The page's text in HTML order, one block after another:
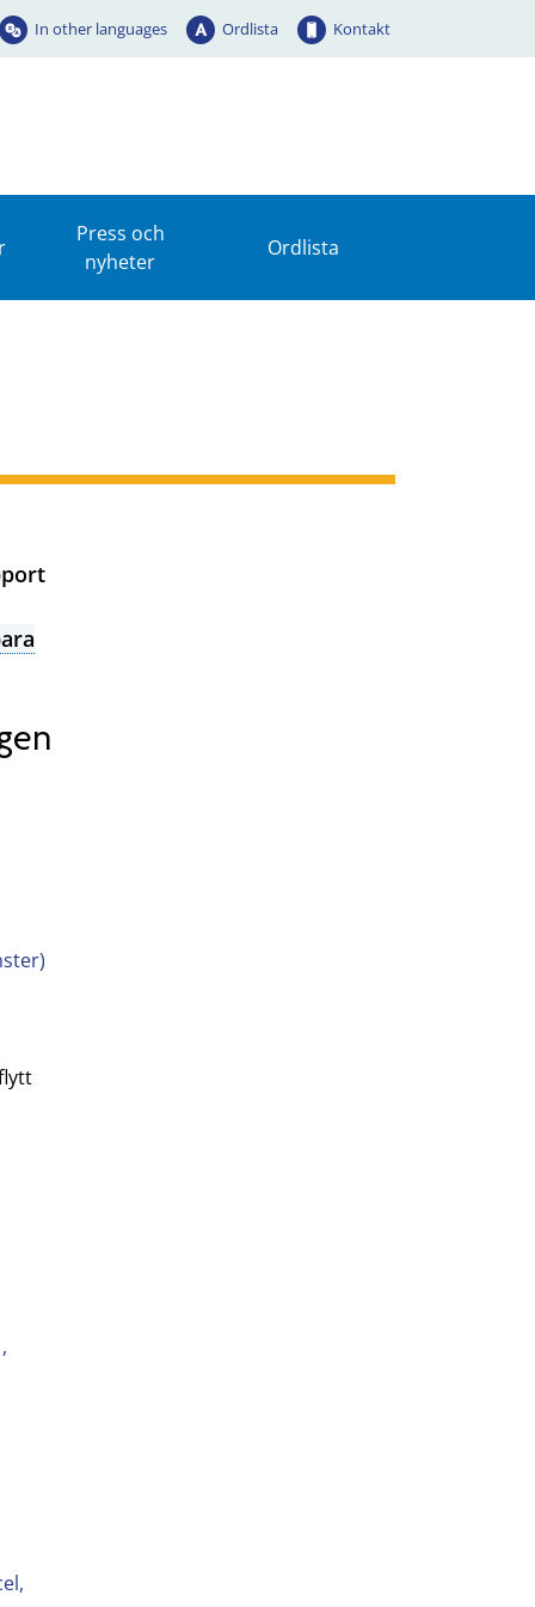
In other languages Ordlista Kontakt
Press och
nyheter
Ordlista